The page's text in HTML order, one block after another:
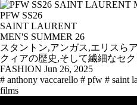
PFW SS26
SAINT LAURENT
MEN'S SUMMER 26
スタントン,アンガス,エリスら
クィアの歴史,そして繊細なセク
FASHION Jun 26, 2025
# anthony vaccarello # pfw # saint
films